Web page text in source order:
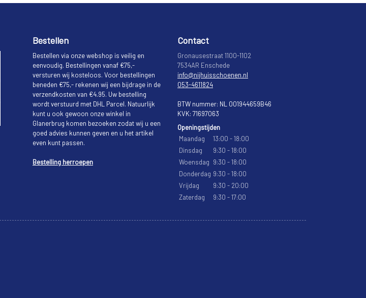
Bestellen
Bestellen via onze webshop is veilig en
eenvoudig. Bestellingen vanaf €75,-
versturen wij kosteloos. Voor bestellingen
beneden €75,- rekenen wij een bijdrage in de
verzendkosten van €4.95. Uw bestelling
wordt verstuurd met DHL Parcel. Natuurlijk
kunt u ook gewoon onze winkel in
Glanerbrug komen bezoeken zodat wij u een
goed advies kunnen geven en u het artikel
even kunt passen.
Bestelling herroepen
Contact
Gronausestraat 1100-1102
7534AR Enschede
info@nijhuisschoenen.nl
053-4611824
BTW nummer: NL 001944659B46
KVK: 71697063
Openingstijden
Maandag
13:00 - 18:00
Dinsdag
9:30 - 18:00
Woensdag 9:30 - 18:00
Donderdag 9:30 - 18:00
Vrijdag
9:30 - 20:00
Zaterdag
9:30 - 17:00